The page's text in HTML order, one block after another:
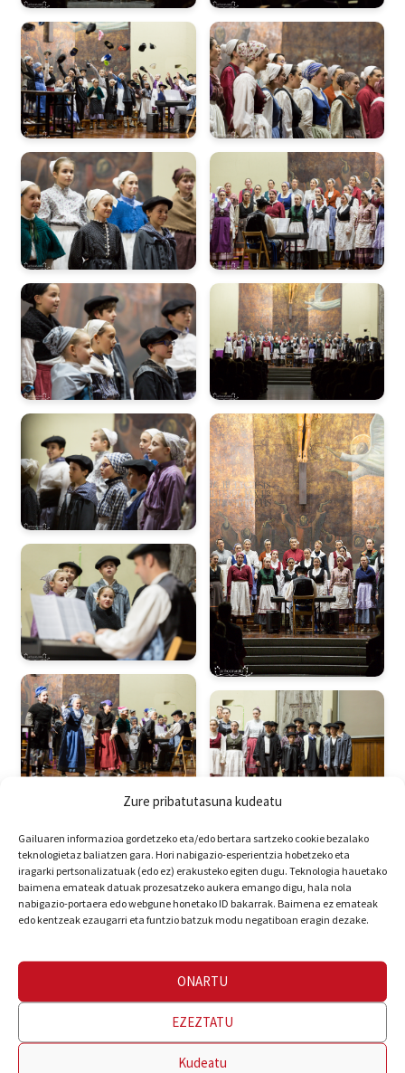
Zure pribatutasuna kudeatu
Gailuaren informazioa gordetzeko eta/edo bertara sartzeko cookie bezalako
teknologietaz baliatzen gara. Hori nabigazio-esperientzia hobetzeko eta
iragarki pertsonalizatuak (edo ez) erakusteko egiten dugu. Teknologia hauetako
baimena emateak datuak prozesatzeko aukera emango digu, hala nola
nabigazio-portaera edo webgune honetako ID bakarrak. Baimena ez emateak
edo kentzeak ezaugarri eta funtzio batzuk modu negatiboan eragin dezake.
ONARTU
EZEZTATU
Kudeatu